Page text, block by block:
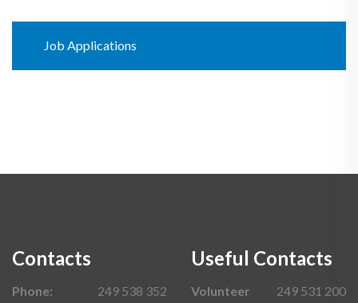
Job Applications
Contacts
Phone: 249 538 352
Useful Contacts
Volunteer
249 531 200